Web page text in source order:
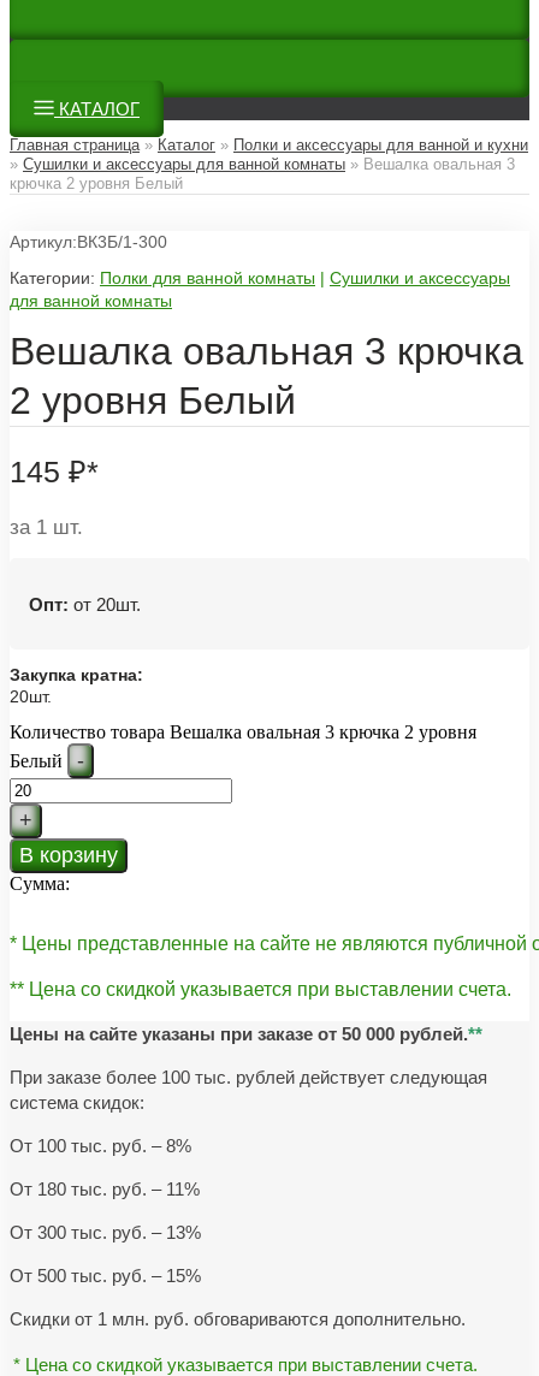
КАТАЛОГ
Главная страница» Каталог » Полки и аксессуары для ванной и кухни
» Сушилки и аксессуары для ванной комнаты » Вешалка овальная 3
крючка 2 уровня Белый
Артикул:ВК3Б/1-300
Категории: Полки для ванной комнаты | Сушилки и аксессуары
для ванной комнаты
Вешалка овальная 3 крючка
2 уровня Белый
145 ₽*
за 1 шт.
Опт: от 20шт.
Закупка кратна:
20шт.
Количество товара Вешалка овальная 3 крючка 2 уровня
Белый
-
+
В корзину
Сумма:
* Цены представленные на сайте не являются публичной
** Цена со скидкой указывается при выставлении счета.
Цены на сайте указаны при заказе от 50 000 рублей.**
При заказе более 100 тыс. рублей действует следующая
система скидок:
От 100 тыс. руб. – 8%
От 180 тыс. руб. – 11%
От 300 тыс. руб. – 13%
От 500 тыс. руб. – 15%
Скидки от 1 млн. руб. обговариваются дополнительно.
* Цена со скидкой указывается при выставлении счета.